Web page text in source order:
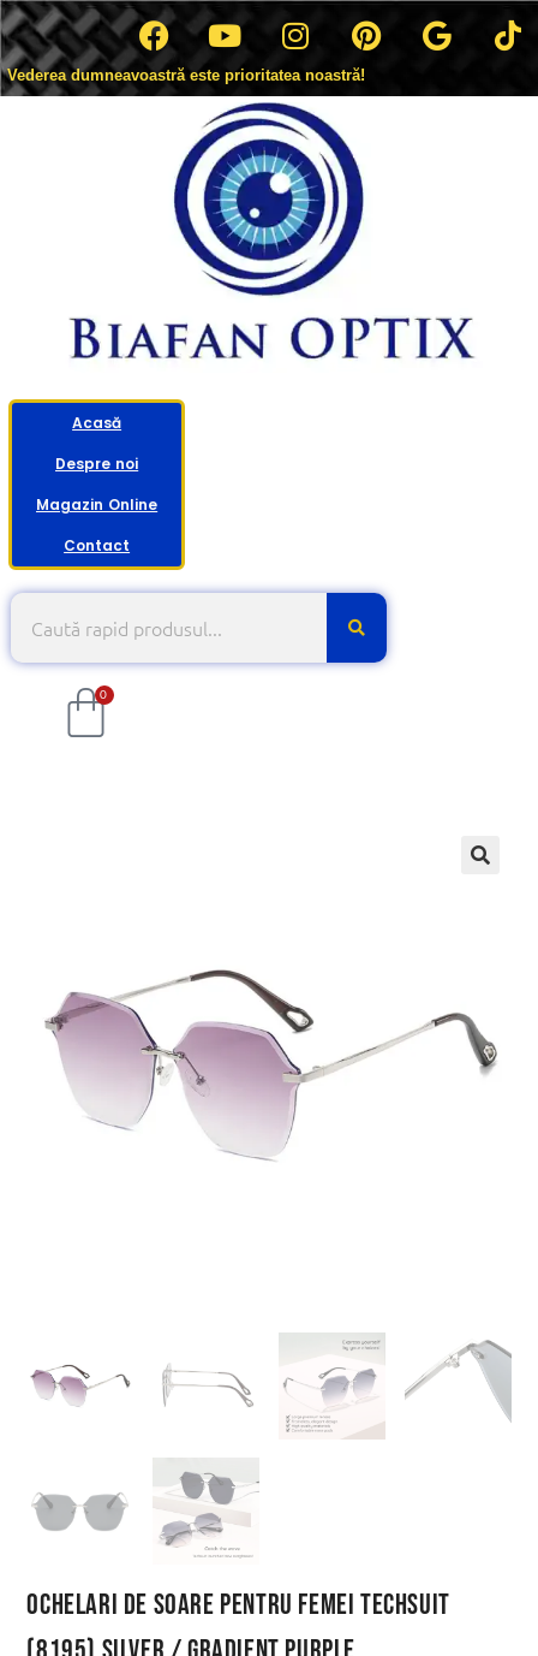
Vederea dumneavoastră este prioritatea noastră!
Acasă
Despre noi
Magazin Online
Contact
0
Ochelari de Soare pentru Femei Techsuit